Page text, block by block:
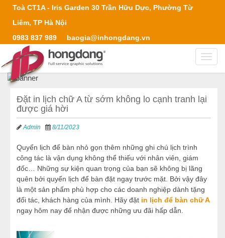
Toà CT1A - Iris Garden 30 Trần Hữu Dực, Phường Từ
Liêm, TP Hà Nội
0983 837 989
baogia@inhongdang.vn
Đặt in lịch chữ A từ sớm không lo cạnh tranh lại
được giá hời
Admin 8/11/2023
Quyển lịch để bàn nhỏ gọn thêm những ghi chú lịch trình
công tác là vận dụng không thể thiếu với nhân viên, giám
đốc… Những sự kiện quan trọng của bạn sẽ không bị lãng
quên bởi quyển lịch để bàn đặt ngay trước mặt. Bởi vậy đây
là một sản phẩm phù hợp cho các doanh nghiệp dành tặng
đối tác, khách hàng của mình. Hãy đặt in lịch để bàn chữ A
ngay hôm nay để nhận được những ưu đãi hấp dẫn.